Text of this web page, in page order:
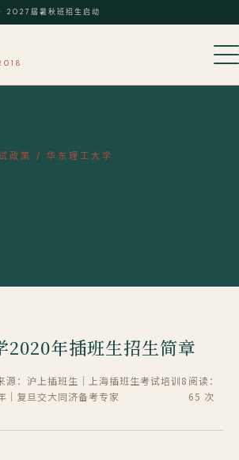
2027届暑秋班招生启动
政策 / 华东理工大学
2020年插班生招生简章
源：沪上插班生｜上海插班生考试培训8
｜复旦交大同济备考专家
阅读：
65 次